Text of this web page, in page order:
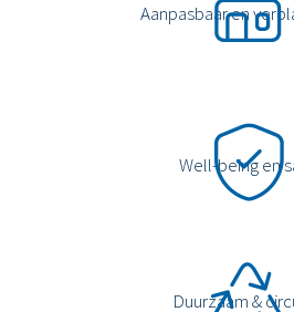
Aanpasbaar en
Well-being en
Duurzaam &